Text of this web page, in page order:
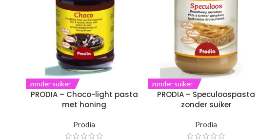
zonder suiker
PRODIA – Choco-light pasta
met honing
Prodia
zonder suiker
PRODIA – Speculoospasta
zonder suiker
Prodia